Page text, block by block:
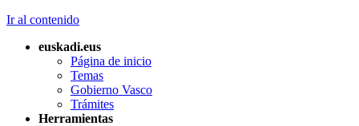
Ir al contenido
euskadi.eus
Página de inicio
Temas
Gobierno Vasco
Trámites
Herramientas